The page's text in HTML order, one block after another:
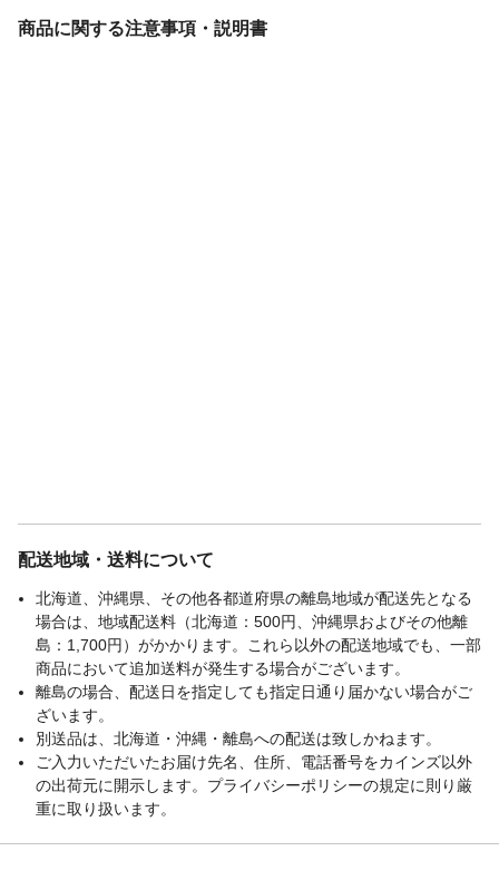
商品に関する注意事項・説明書
配送地域・送料について
北海道、沖縄県、その他各都道府県の離島地域が配送先となる
場合は、地域配送料（北海道：500円、沖縄県およびその他離
島：1,700円）がかかります。これら以外の配送地域でも、一部
商品において追加送料が発生する場合がございます。
離島の場合、配送日を指定しても指定日通り届かない場合がご
ざいます。
別送品は、北海道・沖縄・離島への配送は致しかねます。
ご入力いただいたお届け先名、住所、電話番号をカインズ以外
の出荷元に開示します。プライバシーポリシーの規定に則り厳
重に取り扱います。